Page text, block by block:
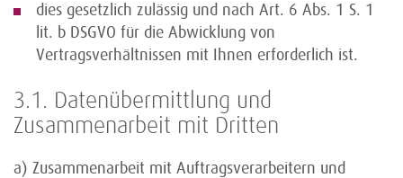
dies gesetzlich zulässig und nach Art. 6 Abs. 1 S. 1
lit. b DSGVO für die Abwicklung von
Vertragsverhältnissen mit Ihnen erforderlich ist.
3.1. Datenübermittlung und
Zusammenarbeit mit Dritten
a) Zusammenarbeit mit Auftragsverarbeitern und